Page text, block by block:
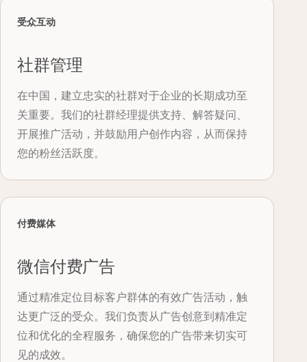
受众互动
社群管理
在中国，建立忠实的社群对于企业的长期成功至
关重要。我们的社群经理提供支持、解答疑问、
开展推广活动，并鼓励用户创作内容，从而保持
您的粉丝活跃度。
付费媒体
微信付费广告
通过精准定位目标客户群体的有效广告活动，触
达更广泛的受众。我们负责从广告创意到精准定
位和优化的全程服务，确保您的广告带来切实可
见的成效。